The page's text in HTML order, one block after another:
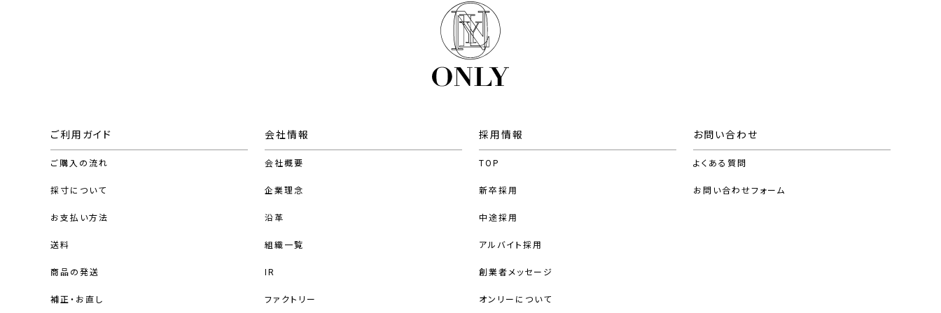
ご利用ガイド
ご購入の流れ
採寸について
お支払い方法
送料
商品の発送
補正・お直し
会社情報
会社概要
企業理念
沿革
組織一覧
IR
ファクトリー
採用情報
TOP
新卒採用
中途採用
アルバイト採用
創業者メッセージ
オンリーについて
お問い合わせ
よくある質問
お問い合わせフォーム